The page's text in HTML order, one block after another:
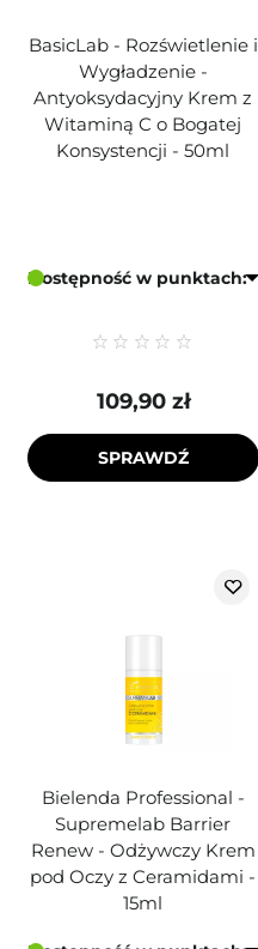
BasicLab - Rozświetlenie i
Wygładzenie -
Antyoksydacyjny Krem z
Witaminą C o Bogatej
Konsystencji - 50ml
Dostępność w punktach:
109,90 zł
SPRAWDŹ
Bielenda Professional -
Supremelab Barrier
Renew - Odżywczy Krem
pod Oczy z Ceramidami -
15ml